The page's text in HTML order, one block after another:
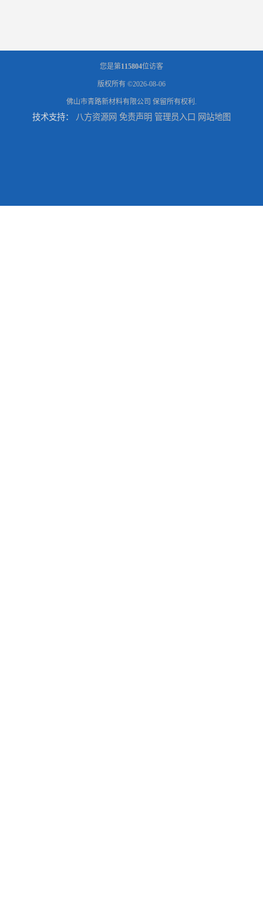
您是第115804位访客
版权所有 ©2026-08-06
佛山市青路新材料有限公司 保留所有权利.
技术支持： 八方资源网 免责声明 管理员入口 网站地图